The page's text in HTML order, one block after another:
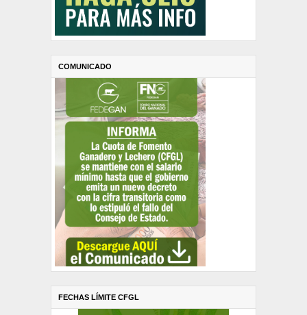
COMUNICADO
FECHAS LÍMITE CFGL